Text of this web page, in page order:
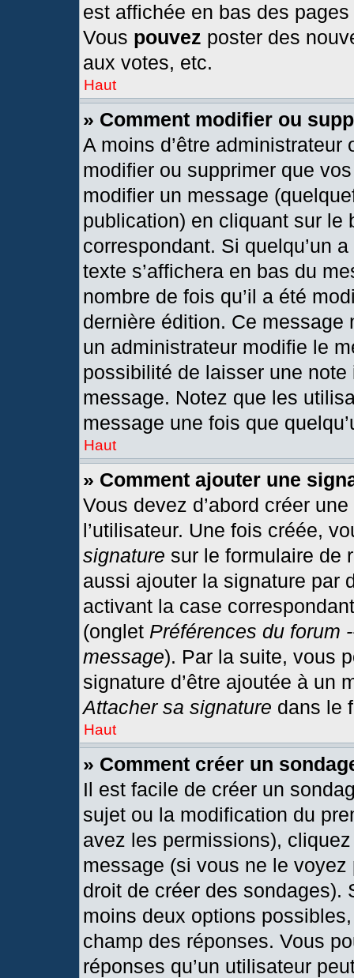
est affichée en bas des
Vous pouvez poster des
aux votes, etc.
Haut
» Comment modifier ou
A moins d’être
modifier ou supprimer que
modifier un message
publication) en cliquant sur le
correspondant. Si quelqu’un
texte s’affichera en bas du
nombre de fois qu’il a été
dernière édition. Ce message
un administrateur modifie le
possibilité de laisser une
message. Notez que les
message une fois que
Haut
» Comment ajouter une
Vous devez d’abord créer
l’utilisateur. Une fois créée,
signature sur le formulaire de
aussi ajouter la signature par
activant la case
(onglet Préférences du forum
message). Par la suite, vous
signature d’être ajoutée à un
Attacher sa signature dans le
Haut
» Comment créer un
Il est facile de créer un
sujet ou la modification du
avez les permissions),
message (si vous ne le
droit de créer des sondages).
moins deux options
champ des réponses. Vous
réponses qu’un utilisateur